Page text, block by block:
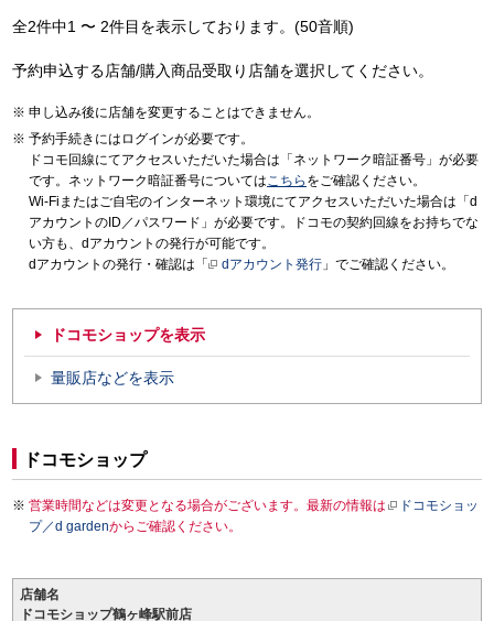
全2件中1 〜 2件目を表示しております。(50音順)
予約申込する店舗/購入商品受取り店舗を選択してください。
申し込み後に店舗を変更することはできません。
予約手続きにはログインが必要です。
ドコモ回線にてアクセスいただいた場合は「ネットワーク暗証番号」が必要
です。ネットワーク暗証番号についてはこちら をご確認ください。
Wi-Fiまたはご自宅のインターネット環境にてアクセスいただいた場合は「d
アカウントのID／パスワード」が必要です。ドコモの契約回線をお持ちでな
い方も、dアカウントの発行が可能です。
dアカウントの発行・確認は「
dアカウント発行 」でご確認ください。
ドコモショップを表示
量販店などを表示
ドコモショップ
営業時間などは変更となる場合がございます。最新の情報は
ドコモショッ
プ／d gardenからご確認ください。
店舗名
ドコモショップ鶴ヶ峰駅前店